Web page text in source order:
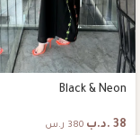
Black & Neon
38 .د.ب 380 ر.س